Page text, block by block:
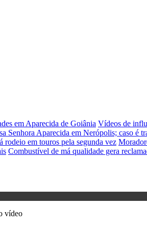
em Aparecida de Goiânia Vídeos de
Senhora Aparecida em Nerópolis; caso é
rodeio em touros pela segunda vez
Combustível de má qualidade gera